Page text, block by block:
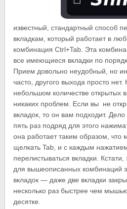
известный, стандартный способ
вкладкам, который работает в
комбинация Ctrl+Tab. Эта
все имеющиеся вкладки по
Прием довольно неудобный, но
часто, другого выхода просто нет.
небольшом количестве открытых
никаких проблем. Если вы не
вкладок, то он вам подходит.
пять раз подряд для этого
она работает таким образом, что
щелкать Tab, и с каждым
перелистываться вкладки.
для вышеописанных комбинаций
вкладок — даже две вкладки
несколько раз быстрее чем
десятке.